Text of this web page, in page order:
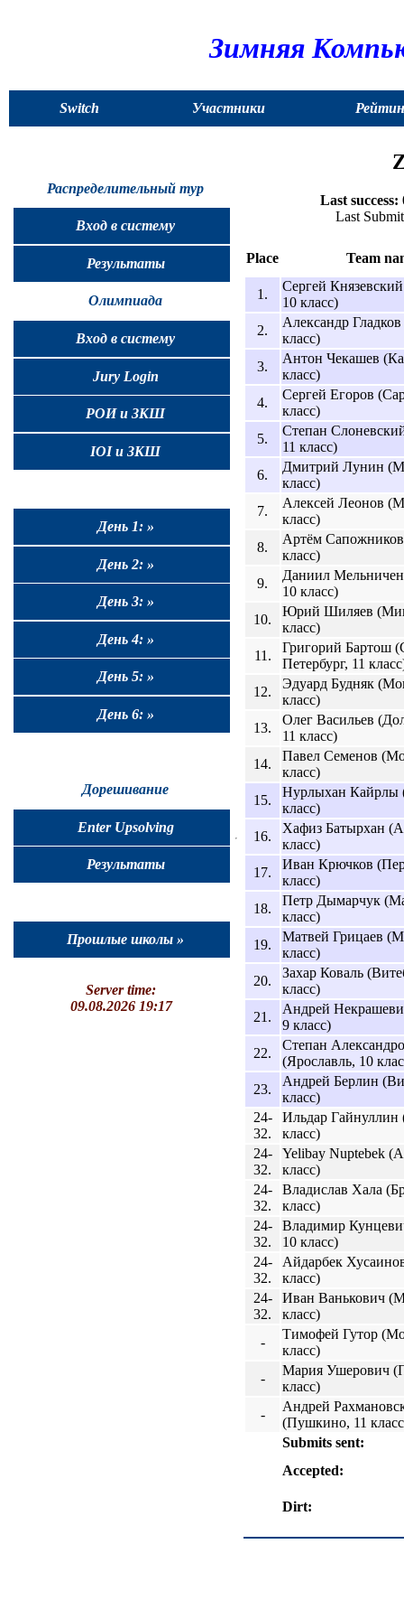
Зимняя
Switch
Участники
Распределительный тур
Вход в систему
Результаты
Олимпиада
Вход в систему
Jury Login
РОИ и ЗКШ
IOI и ЗКШ
День 1: »
День 2: »
День 3: »
День 4: »
День 5: »
День 6: »
Дорешивание
Enter Upsolving
Результаты
Прошлые школы »
Server time:
09.08.2026 19:17
Last success:
Last
Place Team
1.
Сергей
10 класс)
2.
Александр
класс)
3.
Антон Чекашев
класс)
4.
Сергей Егоров
класс)
5.
Степан
11 класс)
6.
Дмитрий Лунин
класс)
7.
Алексей Леонов
класс)
8.
Артём
класс)
9.
Даниил
10 класс)
10.
Юрий Шиляев
класс)
11.
Григорий Бартош
Петербург, 11
12.
Эдуард Будняк
класс)
13.
Олег Васильев
11 класс)
14.
Павел Семенов
класс)
15.
Нурлыхан Кайрлы
класс)
16.
Хафиз Батырхан
класс)
17.
Иван Крючков
класс)
18.
Петр Дымарчук
класс)
19.
Матвей Грицаев
класс)
20.
Захар Коваль
класс)
21.
Андрей
9 класс)
22.
Степан
(Ярославль, 10
23.
Андрей Берлин
класс)
24-
32.
Ильдар Гайнуллин
класс)
24-
32.
Yelibay Nuptebek
класс)
24-
32.
Владислав Хала
класс)
24-
32.
Владимир
10 класс)
24-
32.
Айдарбек
класс)
24-
32.
Иван Ванькович
класс)
-
Тимофей Гутор
класс)
-
Мария Ушерович
класс)
-
Андрей
(Пушкино, 11
Submits sent:
Accepted:
Dirt: